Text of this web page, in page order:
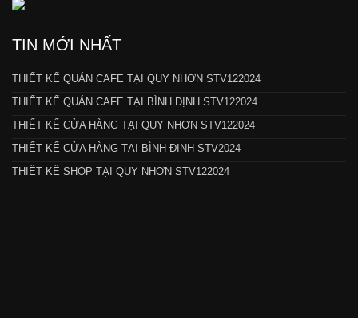
TIN MỚI NHẤT
THIẾT KẾ QUÁN CAFE TẠI QUY NHƠN STV122024
THIẾT KẾ QUÁN CAFE TẠI BÌNH ĐỊNH STV122024
THIẾT KẾ CỬA HÀNG TẠI QUY NHƠN STV122024
THIẾT KẾ CỬA HÀNG TẠI BÌNH ĐỊNH STV2024
THIẾT KẾ SHOP TẠI QUY NHƠN STV122024